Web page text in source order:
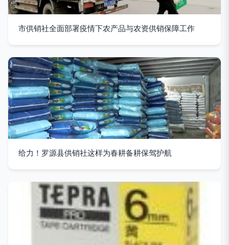
市供销社全面部署疫情下农产品与农资供销保障工作
给力！罗源县供销社这样为春耕备耕保驾护航